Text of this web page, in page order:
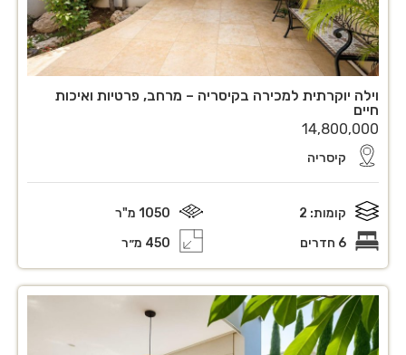
וילה יוקרתית למכירה בקיסריה – מרחב, פרטיות ואיכות
חיים
14,800,000
קיסריה
קומות: 2
1050 מ"ר
6 חדרים
450 מ״ר